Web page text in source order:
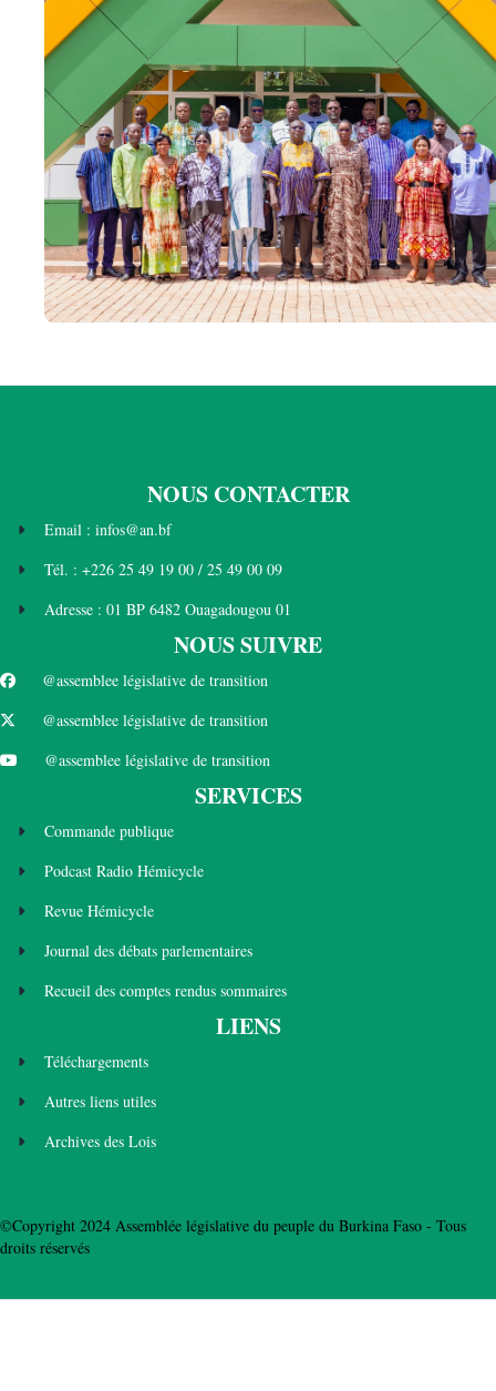
NOUS CONTACTER
Email : infos@an.bf
Tél. : +226 25 49 19 00 / 25 49 00 09
Adresse : 01 BP 6482 Ouagadougou 01
NOUS SUIVRE
@assemblee législative de transition
@assemblee législative de transition
@assemblee législative de transition
SERVICES
Commande publique
Podcast Radio Hémicycle
Revue Hémicycle
Journal des débats parlementaires
Recueil des comptes rendus sommaires
LIENS
Téléchargements
Autres liens utiles
Archives des Lois
©Copyright 2024 Assemblée législative du peuple du Burkina Faso - Tous
droits réservés